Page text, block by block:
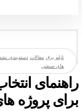
مقالات دسته‌بندی
های صنعتی
راهنمای
برای پروژه‌